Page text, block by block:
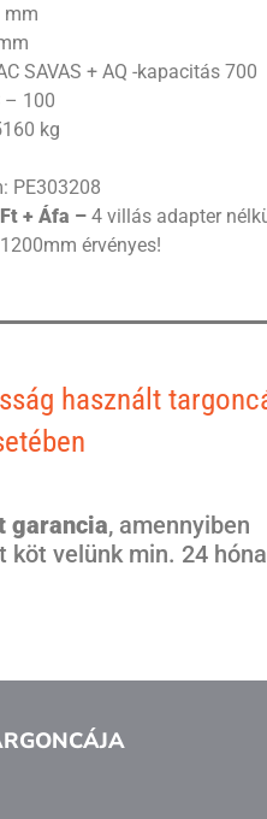
mm
SAVAS + AQ -kapacitás 700
– 100
kg
PE303208
+ Áfa – 4 villás adapter
érvényes!
használt
garancia, amennyiben
velünk min. 24